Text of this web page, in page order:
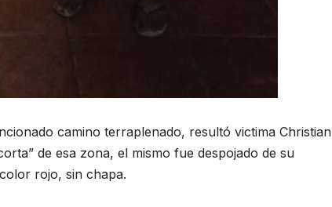
camino terraplenado, resultó victima Christian
de esa zona, el mismo fue despojado de su
rojo, sin chapa.